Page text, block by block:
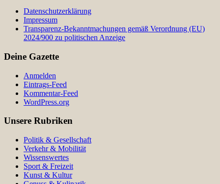
Datenschutzerklärung
Impressum
Transparenz-Bekanntmachungen gemäß Verordnung (EU)
2024/900 zu politischen Anzeige
Deine Gazette
Anmelden
Eintrags-Feed
Kommentar-Feed
WordPress.org
Unsere Rubriken
Politik & Gesellschaft
Verkehr & Mobilität
Wissenswertes
Sport & Freizeit
Kunst & Kultur